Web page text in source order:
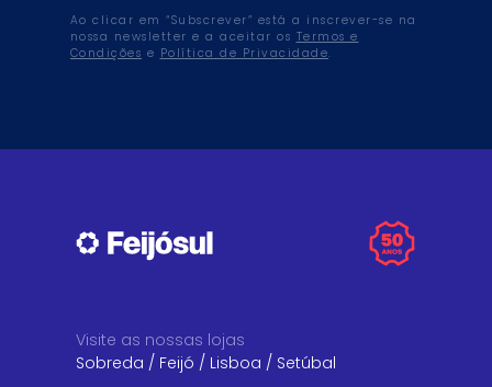
Ao clicar em “Subscrever” está a inscrever-se na
nossa newsletter e a aceitar os Termos e
Condições e Política de Privacidade.
Visite as nossas lojas
Sobreda / Feijó / Lisboa / Setúbal